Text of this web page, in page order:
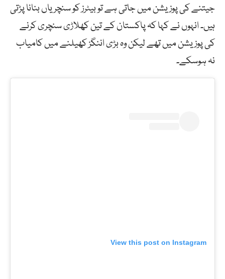
جیتنے کی پوزیشن میں جاتی ہے تو بیٹرز کو سنچریاں بنانا پڑتی
ہیں۔ انہوں نے کہا کہ پاکستان کے تین کھلاڑی سنچری کرنے
کی پوزیشن میں تھے لیکن وہ بڑی اننگز کھیلنے میں کامیاب
نہ ہوسکے۔
View this post on Instagram